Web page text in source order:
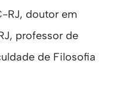
RJ, doutor em
professor de
de Filosofia